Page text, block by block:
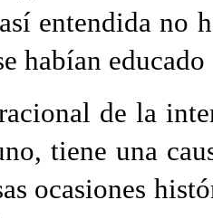
entendida no
habían
de la
tiene una
ocasiones